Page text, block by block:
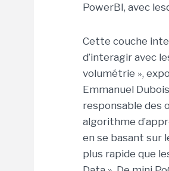
PowerBI, avec
Cette couche
d’interagir avec
volumétrie »,
Emmanuel
responsable des
algorithme
en se basant sur
plus rapide que